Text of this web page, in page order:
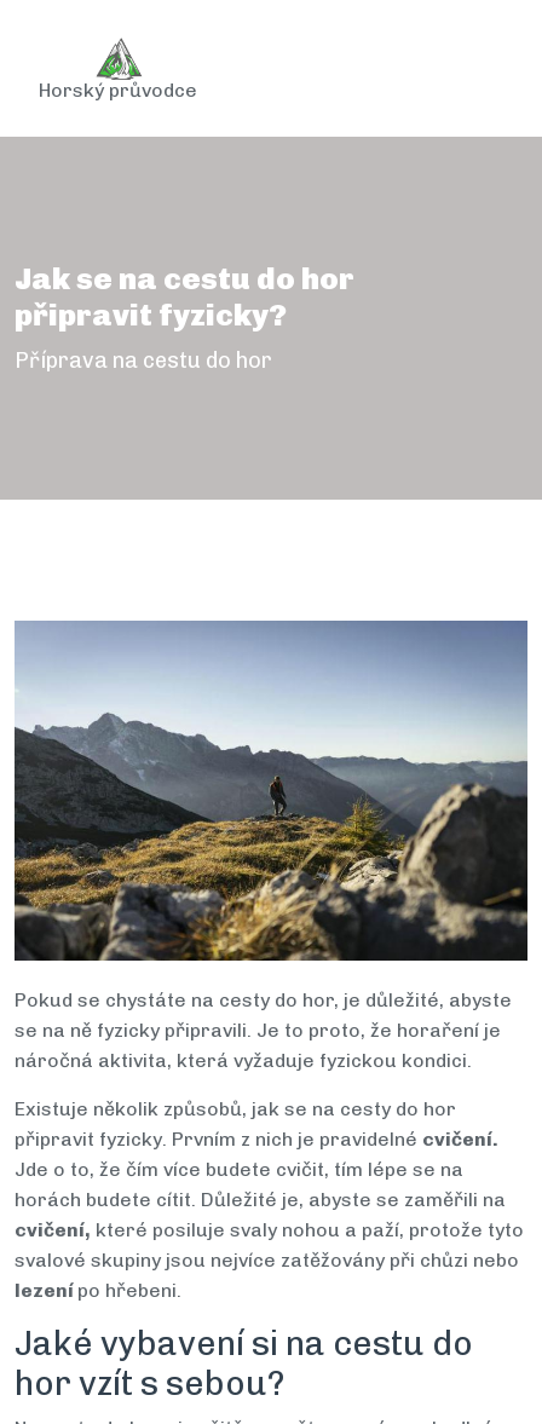
Horský průvodce
Jak se na cestu do hor
připravit fyzicky?
Příprava na cestu do hor
Pokud se chystáte na cesty do hor, je důležité, abyste
se na ně fyzicky připravili. Je to proto, že horaření je
náročná aktivita, která vyžaduje fyzickou kondici.
Existuje několik způsobů, jak se na cesty do hor
připravit fyzicky. Prvním z nich je pravidelné cvičení.
Jde o to, že čím více budete cvičit, tím lépe se na
horách budete cítit. Důležité je, abyste se zaměřili na
cvičení, které posiluje svaly nohou a paží, protože tyto
svalové skupiny jsou nejvíce zatěžovány při chůzi nebo
lezení po hřebeni.
Jaké vybavení si na cestu do
hor vzít s sebou?